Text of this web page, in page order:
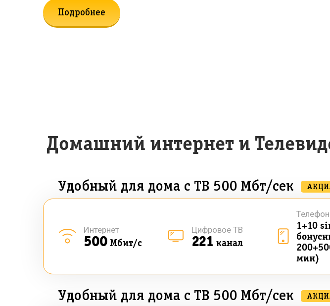
Подробнее
Домашний интернет и
Удобный для дома с ТВ 500 Мбт/сек
500 Мбит/с
Интернет
221 канал
Цифровое ТВ
1+10
мин)
Удобный для дома с ТВ 500 Мбт/сек